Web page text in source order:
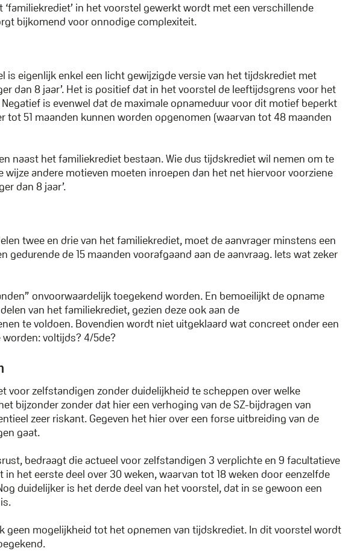
‘familiekrediet’ in het voorstel gewerkt wordt met een verschillende
bijkomend voor onnodige complexiteit.
is eigenlijk enkel een licht gewijzigde versie van het tijdskrediet met
dan 8 jaar’. Het is positief dat in het voorstel de leeftijdsgrens voor het
is evenwel dat de maximale opnameduur voor dit motief beperkt
tot 51 maanden kunnen worden opgenomen (waarvan tot 48 maanden
naast het familiekrediet bestaan. Wie dus tijdskrediet wil nemen om te
wijze andere motieven moeten inroepen dan het net hiervoor voorziene
dan 8 jaar’.
twee en drie van het familiekrediet, moet de aanvrager minstens een
gedurende de 15 maanden voorafgaand aan de aanvraag. Iets wat zeker
onvoorwaardelijk toegekend worden. En bemoeilijkt de opname
van het familiekrediet, gezien deze ook aan de
te voldoen. Bovendien wordt niet uitgeklaard wat concreet onder een
voltijds? 4/5de?
voor zelfstandigen zonder duidelijkheid te scheppen over welke
bijzonder zonder dat hier een verhoging van de SZ-bijdragen van
zeer riskant. Gegeven het hier over een forse uitbreiding van de
gaat.
bedraagt die actueel voor zelfstandigen 3 verplichte en 9 facultatieve
het eerste deel over 30 weken, waarvan tot 18 weken door eenzelfde
duidelijker is het derde deel van het voorstel, dat in se gewoon een
geen mogelijkheid tot het opnemen van tijdskrediet. In dit voorstel wordt